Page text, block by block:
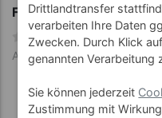
Fitness Tube, stark,
Art-Nr. 21319
Drittlandtransfer
verarbeiten Ihre Daten
Zwecken. Durch Klick
genannten Verarbeitung
Sie können jederzeit
Zustimmung mit